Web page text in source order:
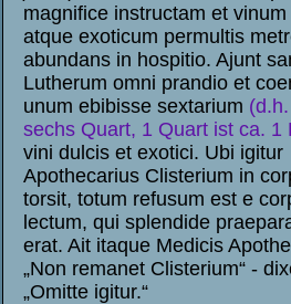
magnifice instructam et
atque exoticum permultis
abundans in hospitio. Ajunt
Lutherum omni prandio et
unum ebibisse sextarium
sechs Quart, 1 Quart ist ca. 1
vini dulcis et exotici. Ubi igitur
Apothecarius Clisterium in
torsit, totum refusum est e
lectum, qui splendide
erat. Ait itaque Medicis
„Non remanet Clisterium“ -
„Omitte igitur.“